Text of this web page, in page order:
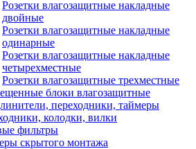
Розетки влагозащитные накладные
двойные
Розетки влагозащитные накладные
одинарные
Розетки влагозащитные накладные
четырехместные
Розетки влагозащитные трехместные
блоки влагозащитные
переходники, таймеры
колодки, вилки
фильтры
скрытого монтажа